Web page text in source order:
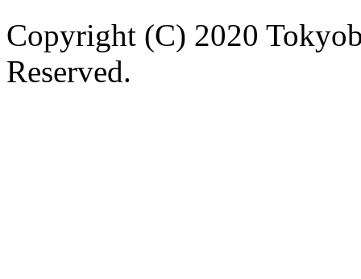
Copyright (C) 2020
Reserved.